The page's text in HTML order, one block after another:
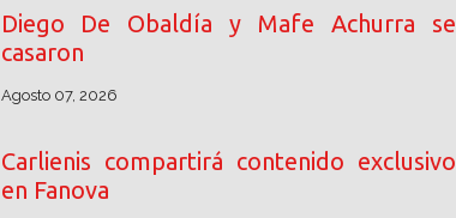
Diego De Obaldía y Mafe Achurra se
casaron
Agosto 07, 2026
Carlienis compartirá contenido exclusivo
en Fanova